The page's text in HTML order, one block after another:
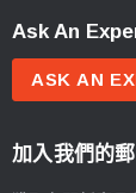
Ask An
ASK AN
加入我們的